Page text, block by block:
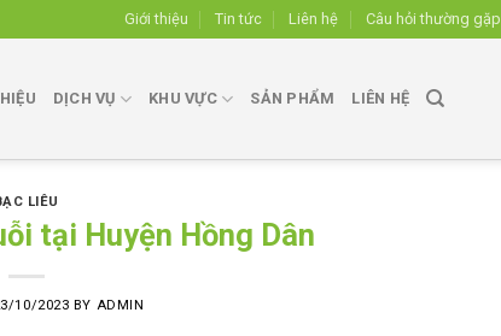
Giới thiệu Tin tức Liên hệ Câu hỏi thường gặp
DỊCH VỤ KHU VỰC SẢN PHẨM LIÊN HỆ
LIÊU
tại Huyện Hồng Dân
10/2023 BY ADMIN